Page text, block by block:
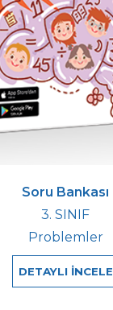
Soru Bankası
3. SINIF
Problemler
DETAYLI İNCELE